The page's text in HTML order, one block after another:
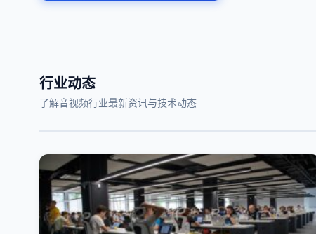
行业动态
了解音视频行业最新资讯与技术动态